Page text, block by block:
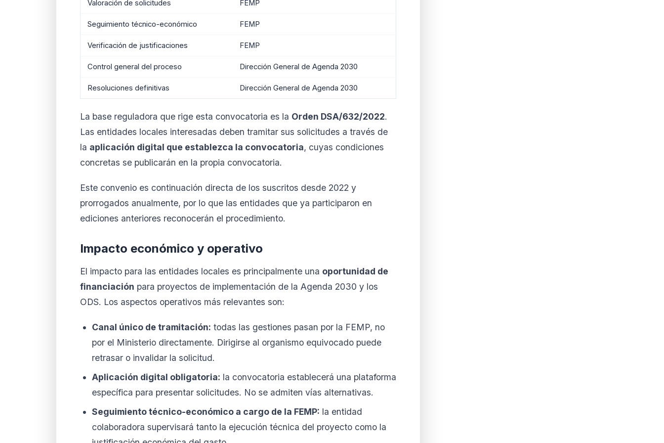
Valoración de solicitudes FEMP
Seguimiento técnico-económico FEMP
Verificación de justificaciones FEMP
Control general del proceso Dirección General de Agenda 2030
Resoluciones definitivas Dirección General de Agenda 2030
La base reguladora que rige esta convocatoria es la Orden DSA/632/2022.
Las entidades locales interesadas deben tramitar sus solicitudes a través de
la aplicación digital que establezca la convocatoria, cuyas condiciones
concretas se publicarán en la propia convocatoria.
Este convenio es continuación directa de los suscritos desde 2022 y
prorrogados anualmente, por lo que las entidades que ya participaron en
ediciones anteriores reconocerán el procedimiento.
Impacto económico y operativo
El impacto para las entidades locales es principalmente una oportunidad de
financiación para proyectos de implementación de la Agenda 2030 y los
ODS. Los aspectos operativos más relevantes son:
Canal único de tramitación: todas las gestiones pasan por la FEMP, no
por el Ministerio directamente. Dirigirse al organismo equivocado puede
retrasar o invalidar la solicitud.
Aplicación digital obligatoria: la convocatoria establecerá una plataforma
específica para presentar solicitudes. No se admiten vías alternativas.
Seguimiento técnico-económico a cargo de la FEMP: la entidad
colaboradora supervisará tanto la ejecución técnica del proyecto como la